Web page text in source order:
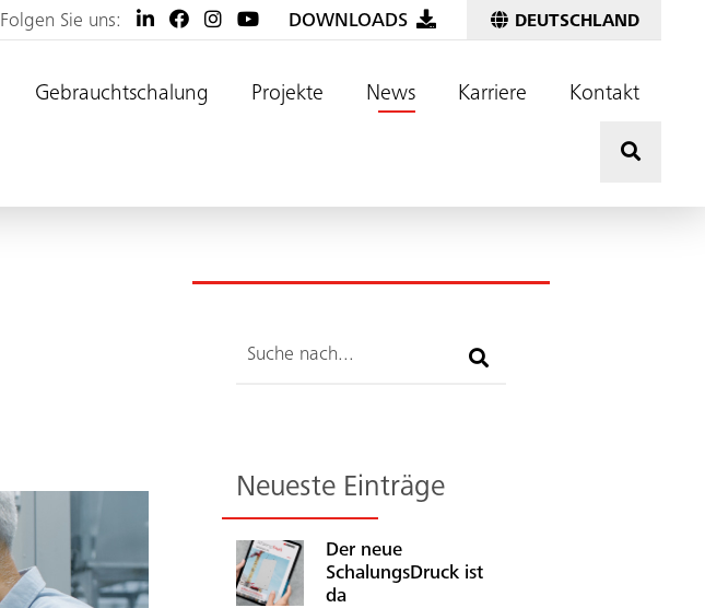
Folgen Sie uns: DOWNLOADS DEUTSCHLAND
Gebrauchtschalung Projekte News Karriere Kontakt
Suche
Neueste Einträge
Der neue
SchalungsDruck ist
da